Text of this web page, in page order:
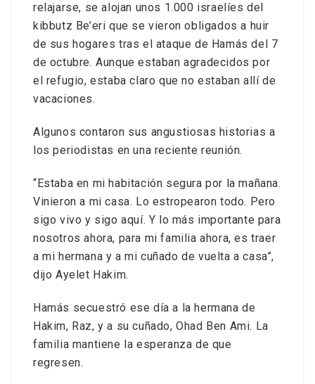
relajarse, se alojan unos 1.000 israelíes del
kibbutz Be’eri que se vieron obligados a huir
de sus hogares tras el ataque de Hamás del 7
de octubre. Aunque estaban agradecidos por
el refugio, estaba claro que no estaban allí de
vacaciones.
Algunos contaron sus angustiosas historias a
los periodistas en una reciente reunión.
“Estaba en mi habitación segura por la mañana.
Vinieron a mi casa. Lo estropearon todo. Pero
sigo vivo y sigo aquí. Y lo más importante para
nosotros ahora, para mi familia ahora, es traer
a mi hermana y a mi cuñado de vuelta a casa”,
dijo Ayelet Hakim.
Hamás secuestró ese día a la hermana de
Hakim, Raz, y a su cuñado, Ohad Ben Ami. La
familia mantiene la esperanza de que
regresen.